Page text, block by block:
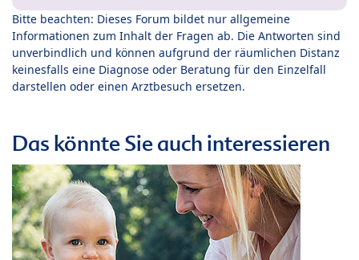
Bitte beachten: Dieses Forum bildet nur allgemeine
Informationen zum Inhalt der Fragen ab. Die Antworten sind
unverbindlich und können aufgrund der räumlichen Distanz
keinesfalls eine Diagnose oder Beratung für den Einzelfall
darstellen oder einen Arztbesuch ersetzen.
Das könnte Sie auch interessieren